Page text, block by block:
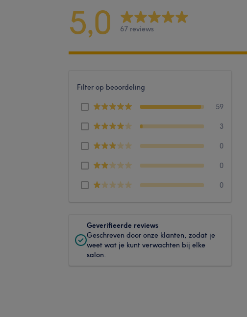
5,0 67 reviews
Filter op beoordeling
59
3
0
0
0
Geverifieerde reviews
Geschreven door onze klanten, zodat je
weet wat je kunt verwachten bij elke
salon.